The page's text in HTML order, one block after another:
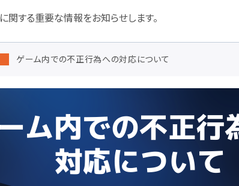
関する重要な情報をお知らせします。
ゲーム内での不正行為への対応について